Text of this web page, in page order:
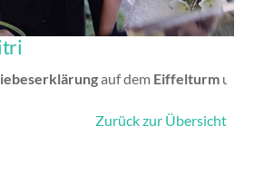
auf dem Eiffelturm und
Zurück zur Übersicht